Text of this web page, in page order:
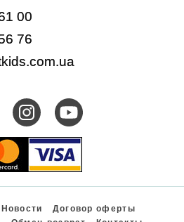
00
76
Новости
Договор оферты